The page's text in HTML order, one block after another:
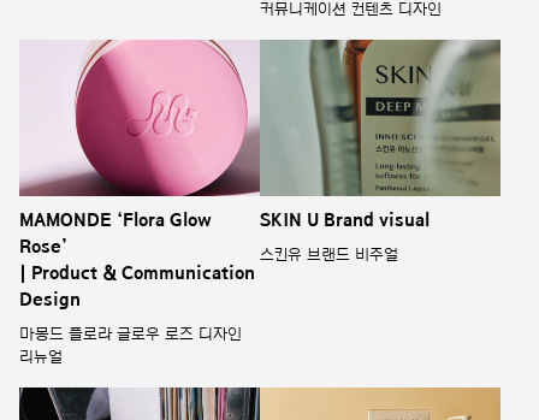
커뮤니케이션 컨텐츠 디자인
MAMONDE ‘Flora Glow
Rose’
| Product & Communication
Design
마몽드 플로라 글로우 로즈 디자인
리뉴얼
SKIN U Brand visual
스킨유 브랜드 비주얼